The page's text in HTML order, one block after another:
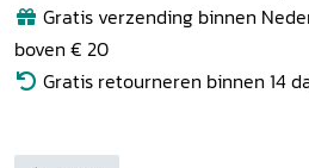
Gratis verzending binnen
boven € 20
Gratis retourneren binnen 14